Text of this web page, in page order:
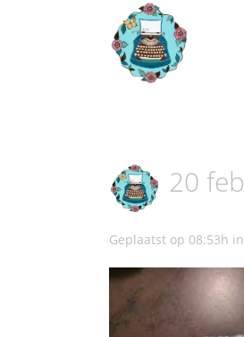
20 feb
Geplaatst op 08:53h in